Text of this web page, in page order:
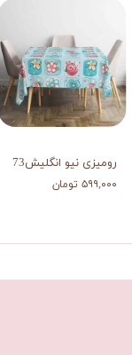
رومیزی نیو انگلیش73
۵۹۹,۰۰۰ تومان